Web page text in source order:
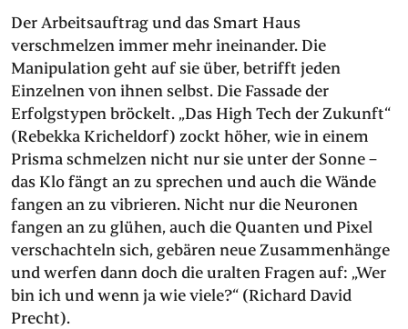
Der Arbeitsauftrag und das Smart Haus
verschmelzen immer mehr ineinander. Die
Manipulation geht auf sie über, betrifft jeden
Einzelnen von ihnen selbst. Die Fassade der
Erfolgstypen bröckelt. „Das High Tech der Zukunft“
(Rebekka Kricheldorf) zockt höher, wie in einem
Prisma schmelzen nicht nur sie unter der Sonne –
das Klo fängt an zu sprechen und auch die Wände
fangen an zu vibrieren. Nicht nur die Neuronen
fangen an zu glühen, auch die Quanten und Pixel
verschachteln sich, gebären neue Zusammenhänge
und werfen dann doch die uralten Fragen auf: „Wer
bin ich und wenn ja wie viele?“ (Richard David
Precht).